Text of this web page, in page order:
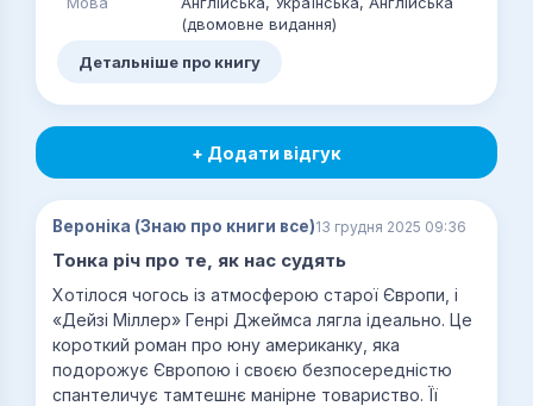
(двомовне видання)
Детальніше про книгу
+ Додати відгук
Вероніка (Знаю про книги все)13 грудня 2025 09:36
Тонка річ про те, як нас судять
Хотілося чогось із атмосферою старої Європи, і
«Дейзі Міллер» Генрі Джеймса лягла ідеально. Це
короткий роман про юну американку, яка
подорожує Європою і своєю безпосередністю
спантеличує тамтешнє манірне товариство. Її